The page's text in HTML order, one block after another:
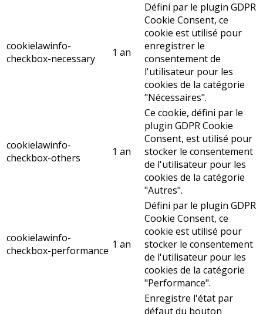
cookielawinfo-
checkbox-necessary
1 an
Défini par le plugin GDPR
Cookie Consent, ce
cookie est utilisé pour
enregistrer le
consentement de
l'utilisateur pour les
cookies de la catégorie
"Nécessaires".
cookielawinfo-
checkbox-others
1 an
Ce cookie, défini par le
plugin GDPR Cookie
Consent, est utilisé pour
stocker le consentement
de l'utilisateur pour les
cookies de la catégorie
"Autres".
cookielawinfo-
checkbox-performance 1 an
Défini par le plugin GDPR
Cookie Consent, ce
cookie est utilisé pour
stocker le consentement
de l'utilisateur pour les
cookies de la catégorie
"Performance".
Enregistre l'état par
défaut du bouton